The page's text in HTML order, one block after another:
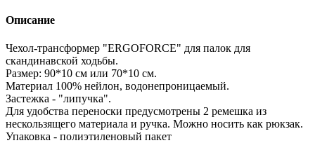
Описание
Чехол-трансформер "ERGOFORCE" для палок для
скандинавской ходьбы.
Размер: 90*10 см или 70*10 см.
Материал 100% нейлон, водонепроницаемый.
Застежка - "липучка".
Для удобства переноски предусмотрены 2 ремешка из
нескользящего материала и ручка. Можно носить как рюкзак.
Упаковка - полиэтиленовый пакет